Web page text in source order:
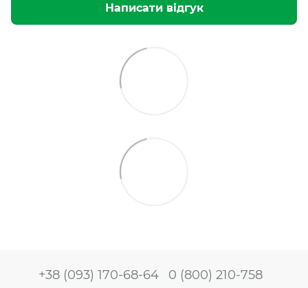
Написати відгук
+38 (093) 170-68-64 0 (800) 210-758